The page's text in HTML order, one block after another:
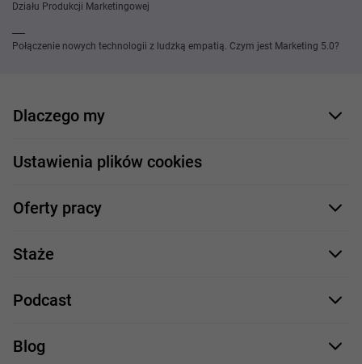
Działu Produkcji Marketingowej
Połączenie nowych technologii z ludzką empatią. Czym jest Marketing 5.0?
Dlaczego my
Nasi pracownicy
Nasze projekty
Profile zawodowe
Ustawienia plików cookies
Oferty pracy
Formularz aplikacyjny
.NET
C++
Staże
Staże IT
Podcast
Comarch Careers
Blog